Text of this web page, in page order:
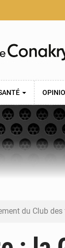
Club des financeurs